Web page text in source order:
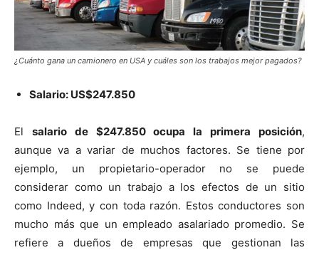
¿Cuánto gana un camionero en USA y cuáles son los trabajos mejor pagados?
Salario: US$247.850
El salario de $247.850 ocupa la primera posición,
aunque va a variar de muchos factores. Se tiene por
ejemplo, un propietario-operador no se puede
considerar como un trabajo a los efectos de un sitio
como Indeed, y con toda razón. Estos conductores son
mucho más que un empleado asalariado promedio. Se
refiere a dueños de empresas que gestionan las